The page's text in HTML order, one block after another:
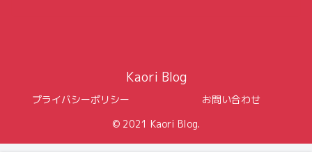
Kaori Blog
プライバシーポリシー
お問い合わせ
© 2021 Kaori Blog.